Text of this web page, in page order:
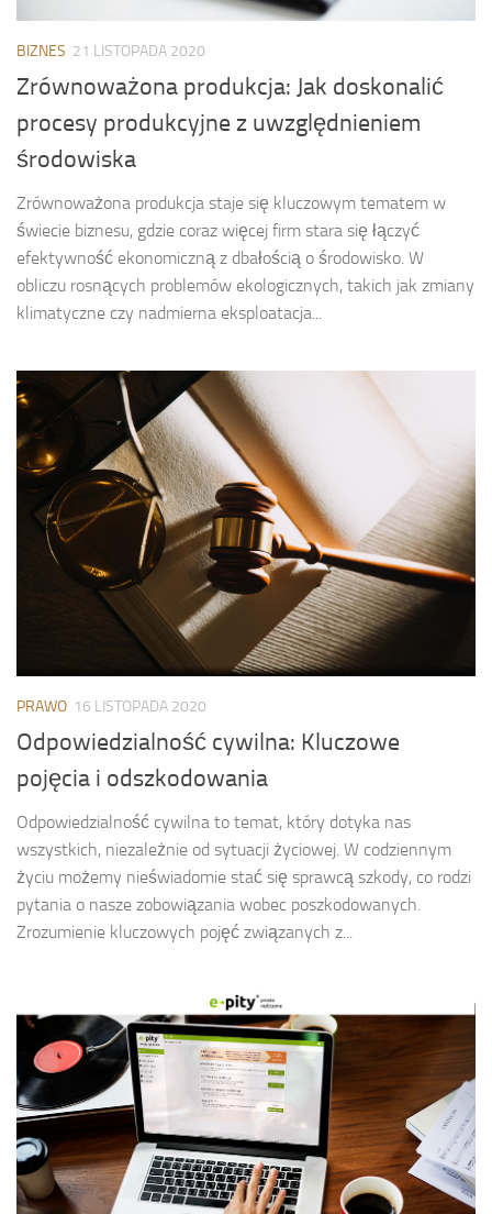
BIZNES 21 LISTOPADA 2020
Zrównoważona produkcja: Jak doskonalić
procesy produkcyjne z uwzględnieniem
środowiska
Zrównoważona produkcja staje się kluczowym tematem w
świecie biznesu, gdzie coraz więcej firm stara się łączyć
efektywność ekonomiczną z dbałością o środowisko. W
obliczu rosnących problemów ekologicznych, takich jak zmiany
klimatyczne czy nadmierna eksploatacja...
PRAWO 16 LISTOPADA 2020
Odpowiedzialność cywilna: Kluczowe
pojęcia i odszkodowania
Odpowiedzialność cywilna to temat, który dotyka nas
wszystkich, niezależnie od sytuacji życiowej. W codziennym
życiu możemy nieświadomie stać się sprawcą szkody, co rodzi
pytania o nasze zobowiązania wobec poszkodowanych.
Zrozumienie kluczowych pojęć związanych z...